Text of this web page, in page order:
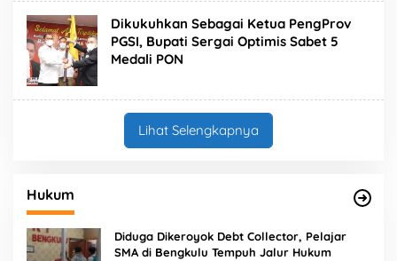
Dikukuhkan Sebagai Ketua PengProv
PGSI, Bupati Sergai Optimis Sabet 5
Medali PON
Lihat Selengkapnya
Hukum
Diduga Dikeroyok Debt Collector, Pelajar
SMA di Bengkulu Tempuh Jalur Hukum